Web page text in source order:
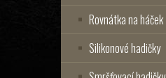
Rovnátka na háček
Silikonové hadičky